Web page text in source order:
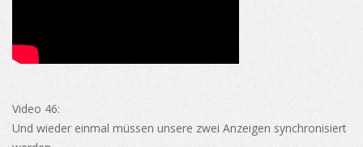
Video 46:
Und wieder einmal müssen unsere zwei Anzeigen synchronisiert